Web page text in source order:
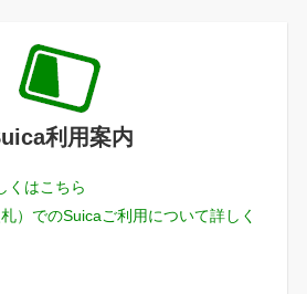
利用案内
くはこちら
）でのSuicaご利用について詳しく